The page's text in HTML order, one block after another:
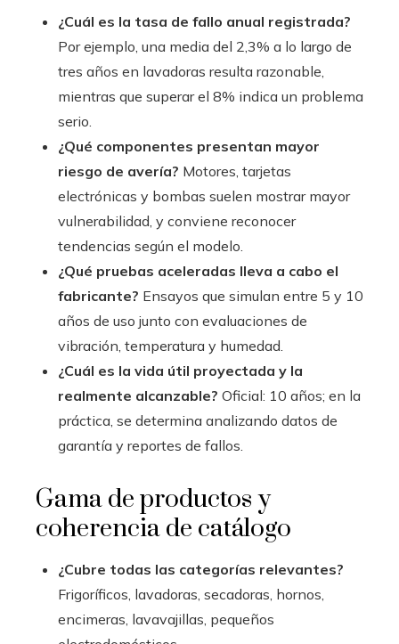
¿Cuál es la tasa de fallo anual registrada?
Por ejemplo, una media del 2,3% a lo largo de
tres años en lavadoras resulta razonable,
mientras que superar el 8% indica un problema
serio.
¿Qué componentes presentan mayor
riesgo de avería? Motores, tarjetas
electrónicas y bombas suelen mostrar mayor
vulnerabilidad, y conviene reconocer
tendencias según el modelo.
¿Qué pruebas aceleradas lleva a cabo el
fabricante? Ensayos que simulan entre 5 y 10
años de uso junto con evaluaciones de
vibración, temperatura y humedad.
¿Cuál es la vida útil proyectada y la
realmente alcanzable? Oficial: 10 años; en la
práctica, se determina analizando datos de
garantía y reportes de fallos.
Gama de productos y
coherencia de catálogo
¿Cubre todas las categorías relevantes?
Frigoríficos, lavadoras, secadoras, hornos,
encimeras, lavavajillas, pequeños